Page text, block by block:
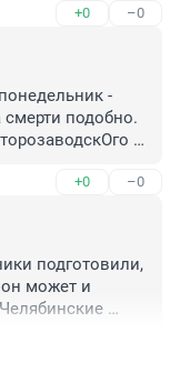
+0 –0
-
подобно.
(не сити-
мычать мог и
+0 –0
подготовили,
он может и